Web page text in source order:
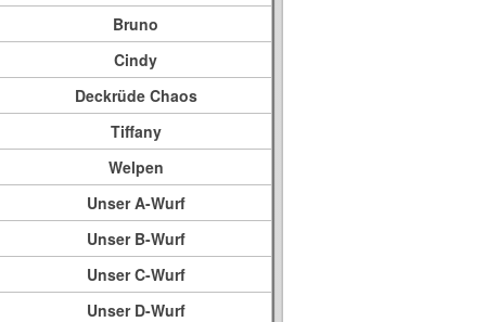
Bruno
Cindy
Deckrüde Chaos
Tiffany
Welpen
Unser A-Wurf
Unser B-Wurf
Unser C-Wurf
Unser D-Wurf